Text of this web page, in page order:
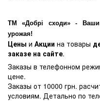
ТМ «Добрі сходи» -
урожая!
Цены и Акции на товары
заказе на сайте.
Заказы в телефонном
цене.
Заказы от 10000 грн.
условиям. Детально по